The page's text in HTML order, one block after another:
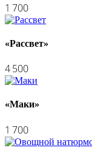
1 700
«Рассвет»
4 500
«Маки»
1 700